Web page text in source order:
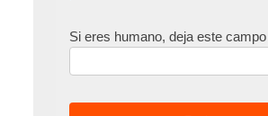
Si eres humano, deja este